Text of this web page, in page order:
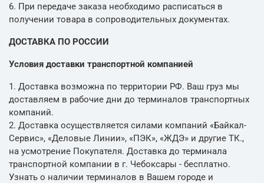
6. При передаче заказа необходимо расписаться в
получении товара в сопроводительных документах.
ДОСТАВКА ПО РОССИИ
Условия доставки транспортной компанией
1. Доставка возможна по территории РФ. Ваш груз мы
доставляем в рабочие дни до терминалов транспортных
компаний.
2. Доставка осуществляется силами компаний «Байкал-
Сервис», «Деловые Линии», «ПЭК», «ЖДЭ» и другие ТК.,
на усмотрение Покупателя. Доставка до терминала
транспортной компании в г. Чебоксары - бесплатно.
Узнать о наличии терминалов в Вашем городе и